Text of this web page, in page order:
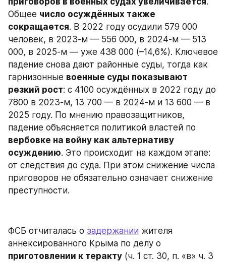
Общее число осуждённых также
сокращается. В 2022 году осудили 579 000
человек, в 2023-м — 556 000, в 2024-м — 513
000, в 2025-м — уже 438 000 (–14,6%). Ключевое
падение снова дают районные суды, тогда как
гарнизонные военные суды показывают
резкий рост: с 4100 осуждённых в 2022 году до
7800 в 2023-м, 13 700 — в 2024-м и 13 600 — в
2025 году. По мнению правозащитников,
вербовке на войну как альтернативу
осуждению. Это происходит на каждом этапе:
от следствия до суда. При этом снижение числа
приговоров не обязательно означает снижение
преступности.
ФСБ отчиталась о задержании жителя
приготовлении к теракту (ч. 1 ст. 30, п. «в» ч. 3